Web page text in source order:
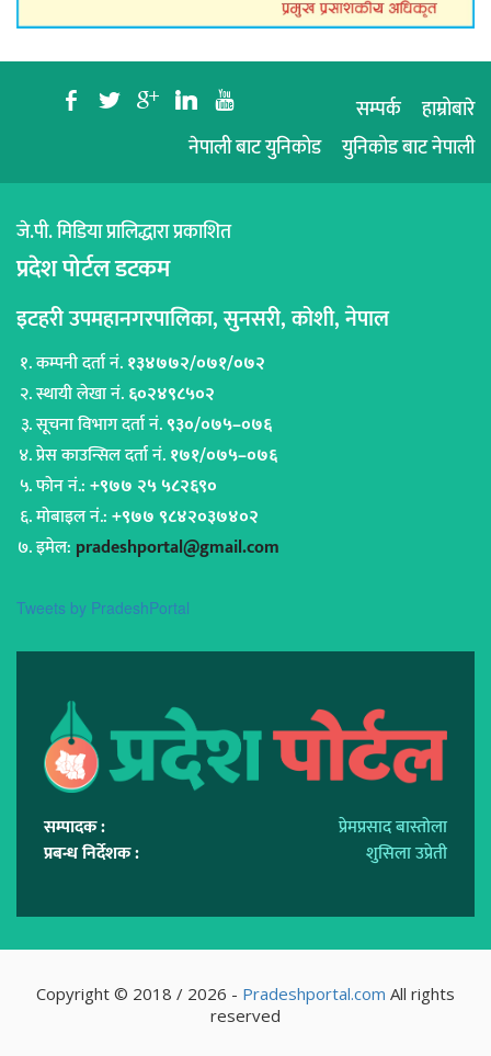
b a c j r सम्पर्क
हाम्रोबारे
नेपाली बाट युनिकोड
युनिकोड बाट नेपाली
जे.पी. मिडिया प्रालिद्धारा प्रकाशित
प्रदेश पोर्टल डटकम
इटहरी उपमहानगरपालिका, सुनसरी, कोशी, नेपाल
कम्पनी दर्ता नं.१३४७७२/०७१/०७२
स्थायी लेखा नं.६०२४९८५०२
सूचना विभाग दर्ता नं.९३०/०७५–०७६
प्रेस काउन्सिल दर्ता नं.१७१/०७५–०७६
फोन नं.:+९७७ २५ ५८२६९०
मोबाइल नं.:+९७७ ९८४२०३७४०२
इमेल: pradeshportal@gmail.com
Tweets by PradeshPortal
सम्पादक :
प्रेमप्रसाद बास्तोला
प्रबन्ध निर्देशक :
शुसिला उप्रेती
Copyright © 2018 / 2026 - Pradeshportal.com All rights
reserved